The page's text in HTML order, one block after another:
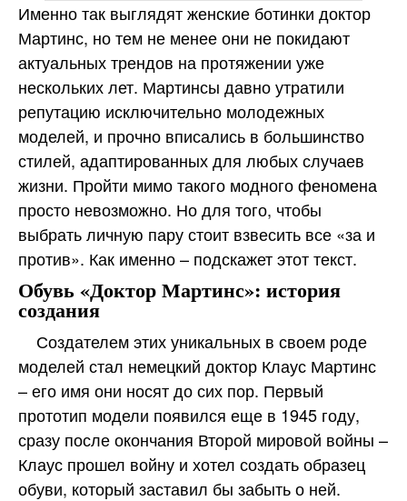
Именно так выглядят женские ботинки доктор
Мартинс, но тем не менее они не покидают
актуальных трендов на протяжении уже
нескольких лет. Мартинсы давно утратили
репутацию исключительно молодежных
моделей, и прочно вписались в большинство
стилей, адаптированных для любых случаев
жизни. Пройти мимо такого модного феномена
просто невозможно. Но для того, чтобы
выбрать личную пару стоит взвесить все «за и
против». Как именно – подскажет этот текст.
Обувь «Доктор Мартинс»: история
создания
Создателем этих уникальных в своем роде
моделей стал немецкий доктор Клаус Мартинс
– его имя они носят до сих пор. Первый
прототип модели появился еще в 1945 году,
сразу после окончания Второй мировой войны –
Клаус прошел войну и хотел создать образец
обуви, который заставил бы забыть о ней.